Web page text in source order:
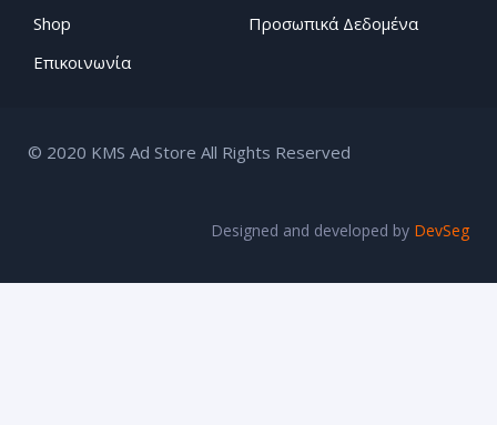
Shop
Επικοινωνία
Προσωπικά Δεδομένα
© 2020 KMS Ad Store All Rights Reserved
Designed and developed by DevSeg